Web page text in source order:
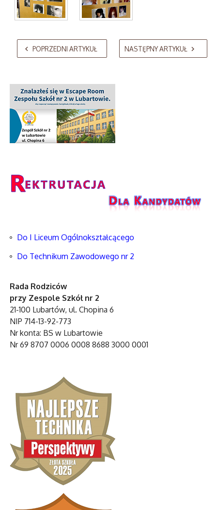
AdmirorGallery 5.2.0, author/sVasiljevski Kekeljevic.
POPRZEDNI ARTYKUŁ NASTĘPNY ARTYKUŁ
Do I Liceum Ogólnokształcącego
Do Technikum Zawodowego nr 2
Rada Rodziców
przy Zespole Szkół nr 2
21-100 Lubartów, ul. Chopina 6
NIP 714-13-92-773
Nr konta: BS w Lubartowie
Nr 69 8707 0006 0008 8688 3000 0001